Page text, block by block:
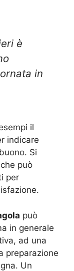
è
in
il
indicare
Si
può
per
può
in generale
ad una
preparazione
Un